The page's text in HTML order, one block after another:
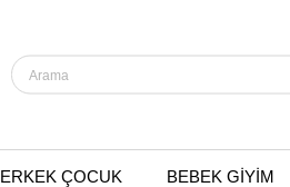
ERKEK ÇOCUK BEBEK GİYİM